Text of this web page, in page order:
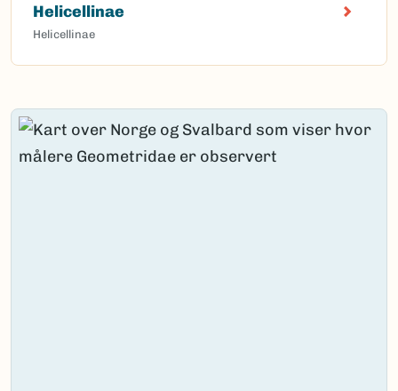
Helicellinae
Helicellinae